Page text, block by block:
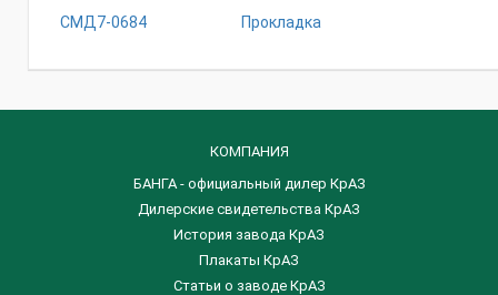
СМД7-0684 Прокладка
КОМПАНИЯ
БАНГА - официальный дилер КрАЗ
Дилерские свидетельства КрАЗ
История завода КрАЗ
Плакаты КрАЗ
Статьи о заводе КрАЗ